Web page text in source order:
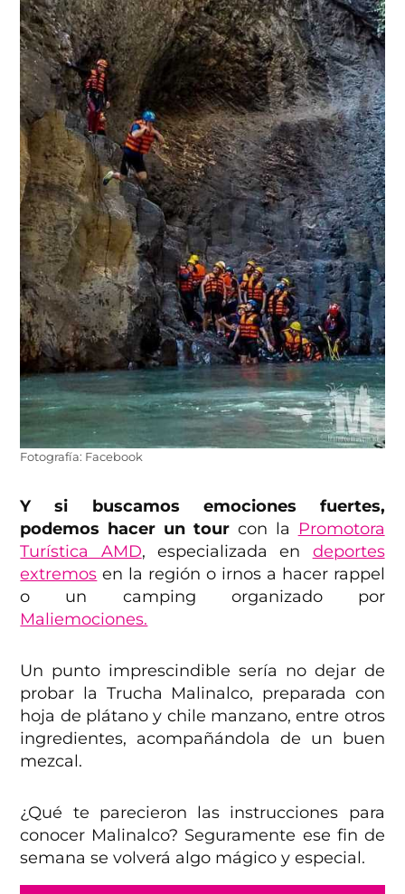
Fotografía: Facebook
Y si buscamos emociones fuertes,
podemos hacer un tour con la Promotora
Turística AMD, especializada en deportes
extremos en la región o irnos a hacer rappel
o un camping organizado por
Maliemociones.
Un punto imprescindible sería no dejar de
probar la Trucha Malinalco, preparada con
hoja de plátano y chile manzano, entre otros
ingredientes, acompañándola de un buen
mezcal.
¿Qué te parecieron las instrucciones para
conocer Malinalco? Seguramente ese fin de
semana se volverá algo mágico y especial.